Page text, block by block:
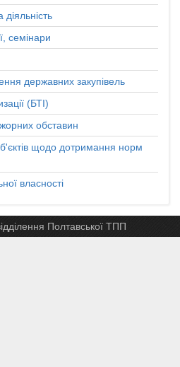
семінари
державних закупівель
(БТІ)
обставин
щодо дотримання норм
власності
Полтавської ТПП